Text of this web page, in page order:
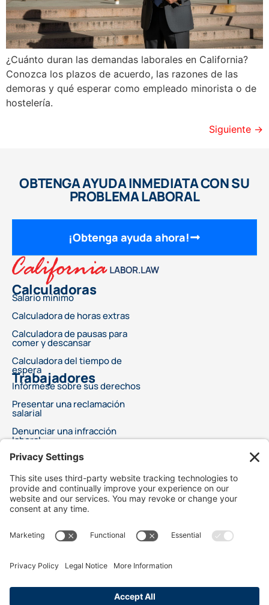
¿Cuánto duran las demandas laborales en California?
Conozca los plazos de acuerdo, las razones de las
demoras y qué esperar como empleado minorista o de
hostelería.
Siguiente →
OBTENGA AYUDA INMEDIATA CON SU
PROBLEMA LABORAL
¡Obtenga ayuda ahora!
Calculadoras
Salario mínimo
Calculadora de horas extras
Calculadora de pausas para
comer y descansar
Calculadora del tiempo de
espera
Trabajadores
Infórmese sobre sus derechos
Presentar una reclamación
salarial
Denunciar una infracción
laboral
para su problema legal. Cada caso es diferente y los resultados dependen de leyes,
no debe basarse únicamente en anuncios. Le recomendamos que solicite
información gratuita sobre las cualificaciones y la experiencia de su abogado. Este
anuncio no sugiere servicios legales superiores en comparación con otros abogados.
Tampoco afirma que los abogados sean especialistas certificados o expertos en
ningún campo legal. Los servicios legales solo comenzarán después de un acuerdo
resultado de ningún caso y no es responsable de la conducta de nuestros abogados
publicitarios y/o bufetes de abogados.
datos de marketing, incluida la ubicación. Nuestros socios de análisis pueden